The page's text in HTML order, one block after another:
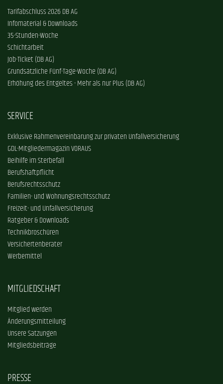
Tarifabschluss 2026 DB AG
Infomaterial & Downloads
35-Stunden-Woche
Schichtarbeit
Job-Ticket (DB AG)
Grundsätzliche Fünf-Tage-Woche (DB AG)
Erhöhung des Entgeltes - Mehr als nur Plus (DB AG)
SERVICE
Exklusive Rahmenvereinbarung zur privaten Unfallversicherung
GDL-Mitgliedermagazin VORAUS
Beihilfe im Sterbefall
Berufshaftpflicht
Berufsrechtsschutz
Familien- und Wohnungsrechtsschutz
Freizeit- und Unfallversicherung
Ratgeber & Downloads
Technikbroschüren
Versichertenberater
Werbemittel
MITGLIEDSCHAFT
Mitglied werden
Änderungsmitteilung
Unsere Satzungen
Mitgliedsbeiträge
PRESSE